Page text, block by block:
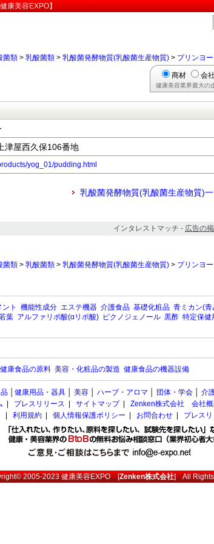
康美容EXPO】
菌類 > 乳酸菌類 > 乳酸菌発酵物質(乳酸菌生産物質) > プリンヨ
商材 会
健康美容業界最大の
屋西久保106番地
yog_01/pudding.html
乳酸菌発酵物質(乳酸菌生産物質)
インタレストマッチ - 広告の
菌類 > 乳酸菌類 > 乳酸菌発酵物質(乳酸菌生産物質) > プリンヨ
ト 機能性成分 エステ機器 介護食品 基礎化粧品 青ミカン(青
葉 アルファリポ酸(αリポ酸) ピクノジェノール 黒酢 特定保健
健康食品の原料 美容・化粧品の製造 健康食品の機器設備
健康用品・器具 美容 ハーブ・アロマ 団体・学会 介
プレスリリース サイトマップ| Zenken株式会社 会社
利用規約 個人情報保護ポリシー お問合わせ プレス
2005-2023健康美容EXPO[Zenken株式会社] All Rights